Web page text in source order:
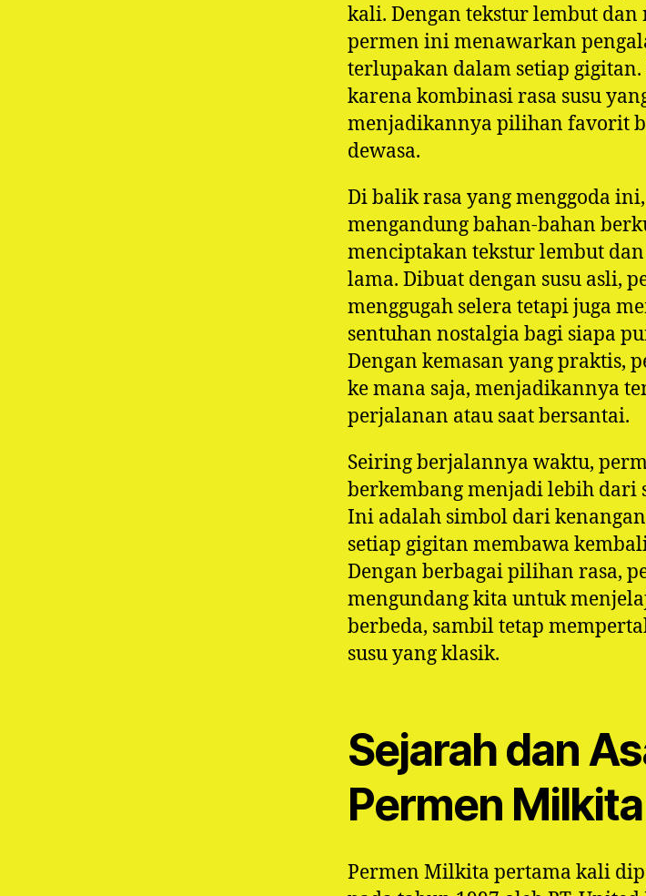
kali. Dengan tekstur lembut dan
permen ini menawarkan
terlupakan dalam setiap
karena kombinasi rasa susu
menjadikannya pilihan favorit
dewasa.
Di balik rasa yang menggoda
mengandung bahan-bahan
menciptakan tekstur lembut
lama. Dibuat dengan susu asli,
menggugah selera tetapi juga
sentuhan nostalgia bagi siapa
Dengan kemasan yang praktis,
ke mana saja, menjadikannya
perjalanan atau saat bersantai.
Seiring berjalannya waktu,
berkembang menjadi lebih dari
Ini adalah simbol dari
setiap gigitan membawa
Dengan berbagai pilihan rasa,
mengundang kita untuk
berbeda, sambil tetap
susu yang klasik.
Sejarah dan
Permen Milkita
Permen Milkita pertama kali